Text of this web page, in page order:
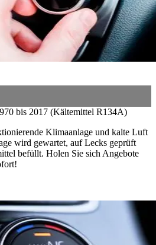
bis 2017 (Kältemittel R134A)
Klimaanlage und kalte Luft
wird gewartet, auf Lecks geprüft
befüllt. Holen Sie sich Angebote